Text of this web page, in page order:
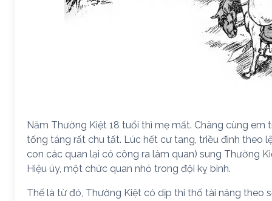
Năm Thường Kiệt 18 tuổi thì mẹ mất. Chàng cùng em
tống táng rất chu tất. Lúc hết cư tang, triều đình theo
con các quan lại có công ra làm quan) sung Thường
Hiệu úy, một chức quan nhỏ trong đội kỵ binh.
Thế là từ đó, Thường Kiệt có dịp thi thố tài năng theo